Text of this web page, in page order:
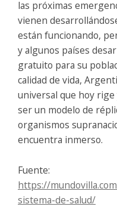
las próximas
vienen
están funcionando,
y algunos países
gratuito para su
calidad de vida,
universal que hoy
ser un modelo de
organismos
encuentra inmerso.
Fuente:
https://
sistema-de-salud/